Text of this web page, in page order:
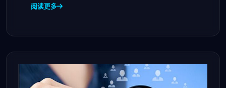
阅读更多